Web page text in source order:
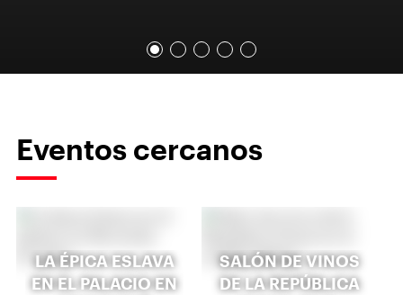
Eventos cercanos
LA ÉPICA ESLAVA
EN EL PALACIO EN
SALÓN DE VINOS
DE LA REPÚBLICA